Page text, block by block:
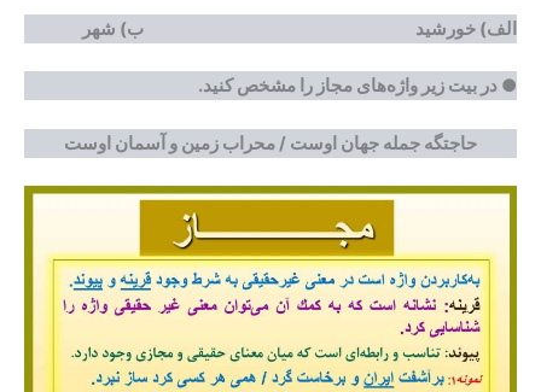
الف) خورشید ب) شهر
● در بیت زیر واژه‌های مجاز را مشخص کنید.
حاجتگه جمله جهان اوست / محراب زمین و آسمان اوست